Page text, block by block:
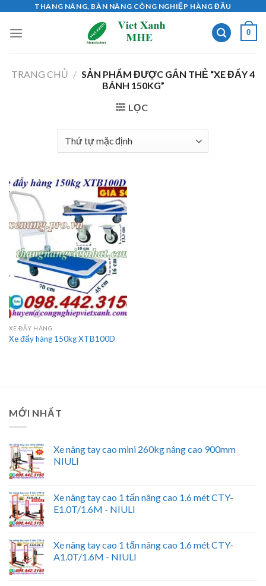
content
THANG NÂNG, BÀN NÂNG CÔNG NGHIỆP HÀNG ĐẦU
0
TRANG CHỦ / SẢN PHẨM ĐƯỢC GẮN THẺ “XE ĐẨY 4
BÁNH 150KG”
LỌC
XE ĐẨY HÀNG
Xe đẩy hàng 150kg XTB100D
MỚI NHẤT
Xe nâng tay cao mini 260kg nâng cao 900mm
NIULI
Xe nâng tay cao 1 tấn nâng cao 1.6 mét CTY-
E1.0T/1.6M - NIULI
Xe nâng tay cao 1 tấn nâng cao 1.6 mét CTY-
A1.0T/1.6M - NIULI